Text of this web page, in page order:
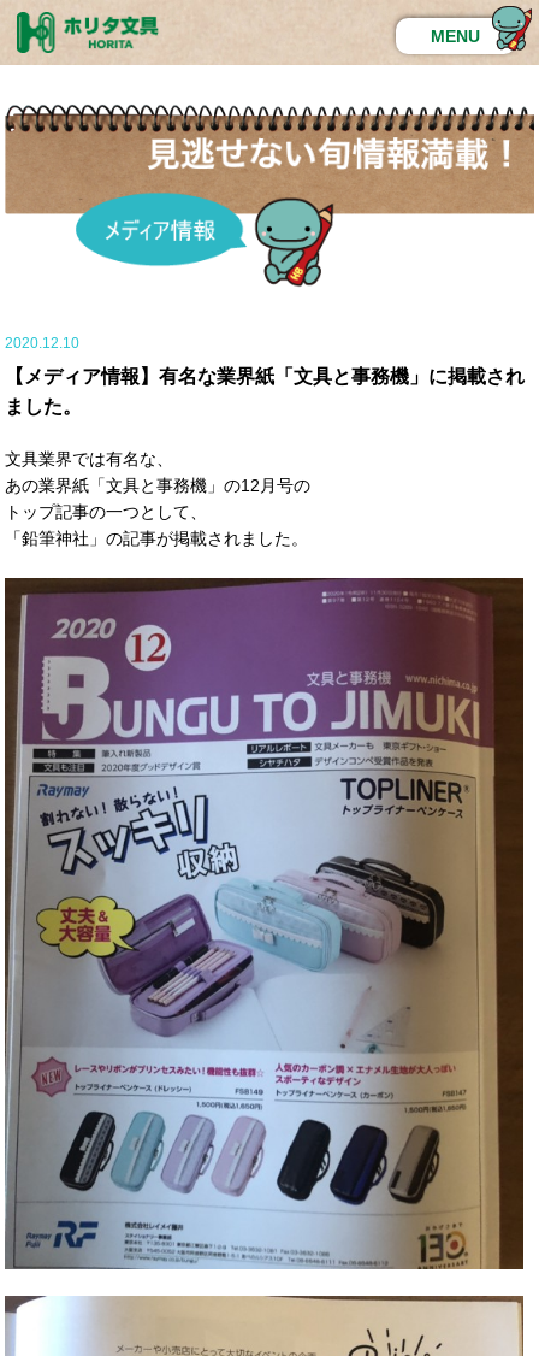
MENU
2020.12.10
【メディア情報】有名な業界紙「文具と事務機」に掲載され
ました。
文具業界では有名な、
あの業界紙「文具と事務機」の12月号の
トップ記事の一つとして、
「鉛筆神社」の記事が掲載されました。